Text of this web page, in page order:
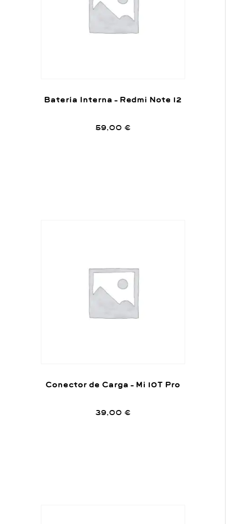
Batería Interna – Redmi Note 12
59,00 €
Conector de Carga – Mi 10T Pro
39,00 €